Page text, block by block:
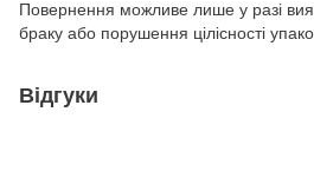
Повернення можливе лише у разі
браку або порушення цілісності
Відгуки